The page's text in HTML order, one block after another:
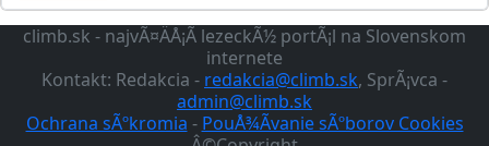
climb.sk - najvÃ¤ÄÅ¡Ã­ lezeckÃ½ portÃ¡l na Slovenskom
internete
Kontakt: Redakcia - redakcia@climb.sk, SprÃ¡vca -
admin@climb.sk
Ochrana sÃºkromia - PouÅ¾Ã­vanie sÃºborov Cookies